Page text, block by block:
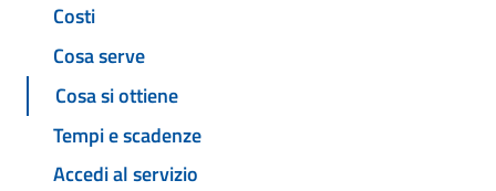
Costi
Cosa serve
Cosa si ottiene
Tempi e scadenze
Accedi al servizio